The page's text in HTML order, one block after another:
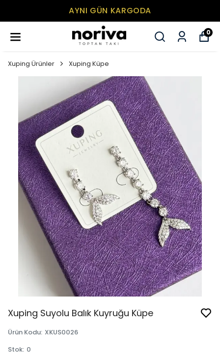
AYNI GÜN KARGODA
0
Xuping Ürünler Xuping Küpe
Xuping Suyolu Balık Kuyruğu Küpe
Ürün Kodu: XKUS0026
Stok: 0